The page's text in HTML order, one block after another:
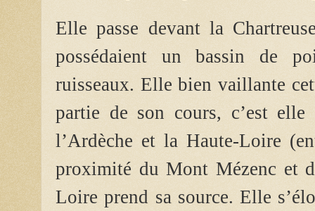
Elle passe devant la
possédaient un bassin de
ruisseaux. Elle bien vaillante
partie de son cours, c’est
l’Ardèche et la Haute-Loire
proximité du Mont Mézenc et
Loire prend sa source. Elle